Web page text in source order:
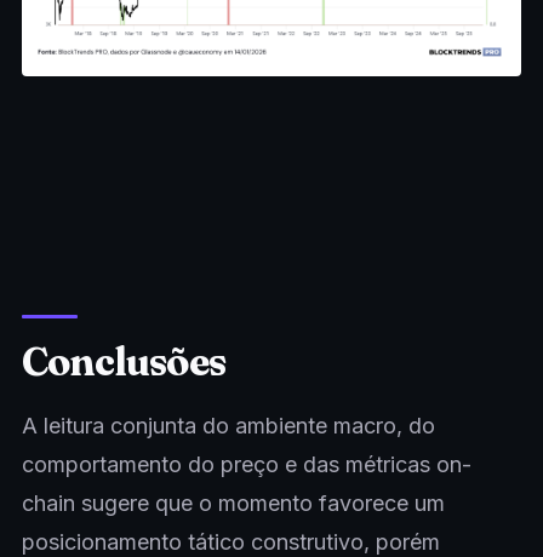
Conclusões
A leitura conjunta do ambiente macro, do
comportamento do preço e das métricas on-
chain sugere que o momento favorece um
posicionamento tático construtivo, porém